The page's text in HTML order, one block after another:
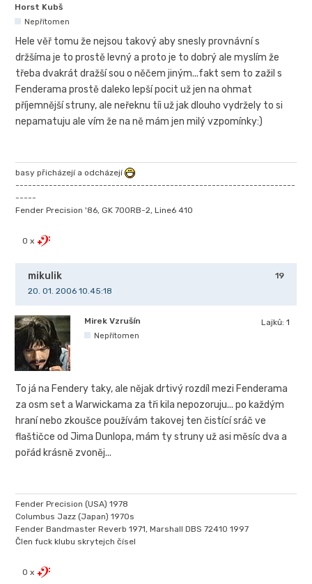
Horst Kubš
Nepřítomen
Hele věř tomu že nejsou takový aby snesly provnávní s
držšíma je to prostě levný a proto je to dobrý ale myslím že
třeba dvakrát dražší sou o něčem jiným...fakt sem to zažil s
Fenderama prostě daleko lepší pocit už jen na ohmat
příjemnější struny, ale neřeknu tíi už jak dlouho vydržely to si
nepamatuju ale vím že na ně mám jen milý vzpomínky:)
basy přicházejí a odcházejí
-------------------------------------------------------------------
-----
Fender Precision '86, GK 700RB-2, Line6 410
0 x
19
mikulik
20. 01. 2006 10.45:18
Mirek Vzrušín
Nepřítomen
Lajků: 1
To já na Fendery taky, ale nějak drtivý rozdíl mezi Fenderama
za osm set a Warwickama za tři kila nepozoruju... po každým
hraní nebo zkoušce používám takovej ten čistící sráč ve
flaštičce od Jima Dunlopa, mám ty struny už asi měsíc dva a
pořád krásně zvoněj...
Fender Precision (USA) 1978
Columbus Jazz (Japan) 1970s
Fender Bandmaster Reverb 1971, Marshall DBS 72410 1997
Člen fuck klubu skrytejch čísel
0 x